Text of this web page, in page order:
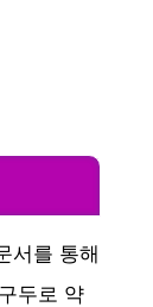
서를 통해
두로 약